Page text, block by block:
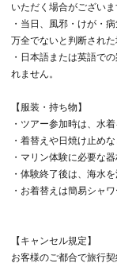
いただく場合がございま
・当日、風邪・けが・
万全でないと判断され
・日本語または英語で
れません。
【服装・持ち物】
・ツアー参加時は、水
・着替えや日焼け止め
・マリン体験に必要な
・体験終了後は、海水
・お着替えは簡易シャ
【キャンセル規定】
お客様のご都合で旅行